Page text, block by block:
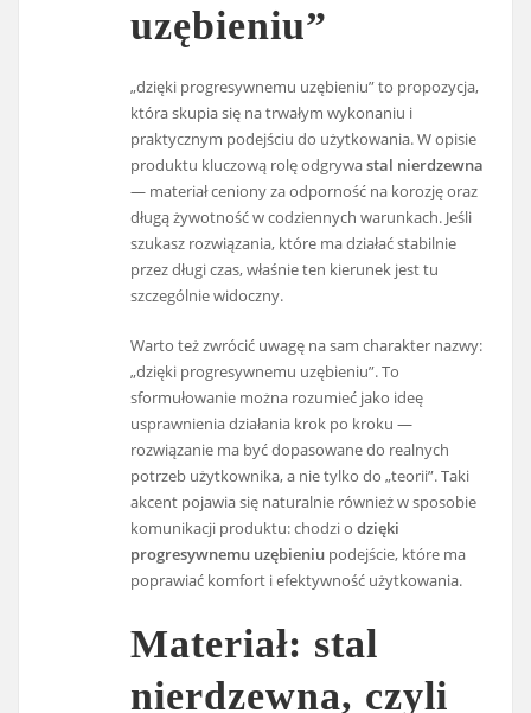
uzębieniu”
„dzięki progresywnemu uzębieniu” to propozycja,
która skupia się na trwałym wykonaniu i
praktycznym podejściu do użytkowania. W opisie
produktu kluczową rolę odgrywastal nierdzewna
— materiał ceniony za odporność na korozję oraz
długą żywotność w codziennych warunkach. Jeśli
szukasz rozwiązania, które ma działać stabilnie
przez długi czas, właśnie ten kierunek jest tu
szczególnie widoczny.
Warto też zwrócić uwagę na sam charakter nazwy:
„dzięki progresywnemu uzębieniu”. To
sformułowanie można rozumieć jako ideę
usprawnienia działania krok po kroku —
rozwiązanie ma być dopasowane do realnych
potrzeb użytkownika, a nie tylko do „teorii”. Taki
akcent pojawia się naturalnie również w sposobie
komunikacji produktu: chodzi odzięki
progresywnemu uzębieniu podejście, które ma
poprawiać komfort i efektywność użytkowania.
Materiał: stal
nierdzewna, czyli